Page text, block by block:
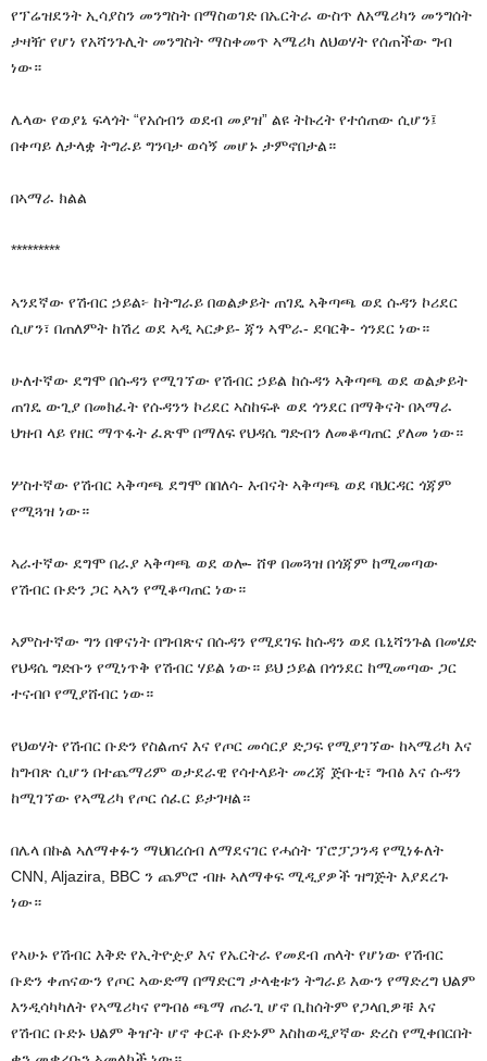
የፕሬዝደንት ኢሳያስን መንግስት በማስወገድ በኤርትራ ውስጥ ለአሜሪካን መንግሰት
ታዛዥ የሆነ የአሻንጉሊት መንግስት ማስቀመጥ ኣሜሪካ ለህወሃት የሰጠችው ግብ
ነው።
ሌላው የወያኔ ፍላጎት “የአሰብን ወደብ መያዝ” ልዩ ትኩረት የተሰጠው ሲሆን፤
በቀጣይ ለታላቋ ትግራይ ግንባታ ወሳኝ መሆኑ ታምኖበታል።
በኣማራ ክልል
*********
ኣንደኛው የሽብር ኃይል፦ ከትግራይ በወልቃይት ጠገዴ ኣቅጣጫ ወደ ሱዳን ኮሪደር
ሲሆን፣ በጠለምት ከሽረ ወደ ኣዲ ኣርቃይ- ጃን ኣሞራ- ደባርቅ- ጎንደር ነው።
ሁለተኛው ደግሞ በሱዳን የሚገኘው የሽብር ኃይል ከሱዳን ኣቅጣጫ ወደ ወልቃይት
ጠገዴ ውጊያ በመክፈት የሱዳንን ኮሪደር ኣስከፍቶ ወደ ጎንደር በማቅናት በኣማራ
ህዝብ ላይ የዘር ማጥፋት ፈጽሞ በማለፍ የህዳሴ ግድብን ለመቆጣጠር ያለመ ነው።
ሦስተኛው የሽብር ኣቅጣጫ ደግሞ በበለሳ- እብናት ኣቅጣጫ ወደ ባህርዳር ጎጃም
የሚጓዝ ነው።
ኣራተኛው ደግሞ በራያ ኣቅጣጫ ወደ ወሎ- ሸዋ በመጓዝ በጎጃም ከሚመጣው
የሽብር ቡድን ጋር ኣኣን የሚቆጣጠር ነው።
ኣምስተኛው ግን በዋናነት በግብጽና በሱዳን የሚደገፍ ከሱዳን ወደ ቤኒሻንጉል በመሄድ
የህዳሴ ግድቡን የሚነጥቅ የሽብር ሃይል ነው። ይህ ኃይል በጎንደር ከሚመጣው ጋር
ተናብቦ የሚያሸብር ነው።
የህወሃት የሽብር ቡድን የስልጠና እና የጦር መሳርያ ድጋፍ የሚያገኘው ከኣሜሪካ እና
ከግብጽ ሲሆን በተጨማሪም ወታደራዊ የሳተላይት መረጃ ጅቡቲ፣ ግብፅ እና ሱዳን
ከሚገኘው የኣሜሪካ የጦር ሰፈር ይታገዛል።
በሌላ በኩል ኣለማቀፉን ማህበረሰብ ለማደናገር የሓሰት ፕሮፓጋንዳ የሚነፉለት
CNN, Aljazira, BBC ን ጨምሮ ብዙ ኣለማቀፍ ሚዲያዎች ዝግጅት እያደረጉ
ነው።
የኣሁኑ የሽብር እቅድ የኢትዮዽያ እና የኤርትራ የመደብ ጠላት የሆነው የሽብር
ቡድን ቀጠናውን የጦር ኣውድማ በማድርግ ታላቂቱን ትግራይ እውን የማድረግ ህልም
እንዲሳካካለት የኣሜሪካና የግብፅ ጫማ ጠራጊ ሆኖ ቢከሰትም የጋላቢዎቹ እና
የሽብር ቡድኑ ህልም ቅዠት ሆኖ ቀርቶ ቡድኑም እስከወዲያኛው ድረስ የሚቀበርበት